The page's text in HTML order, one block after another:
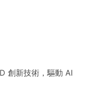
創新技術，驅動 AI